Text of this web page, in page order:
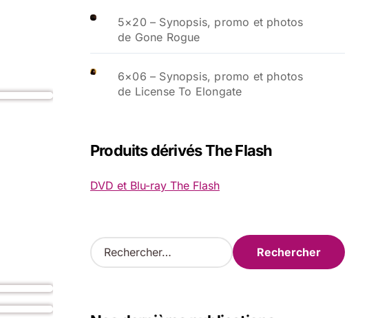
5×20 – Synopsis, promo et photos
de Gone Rogue
6×06 – Synopsis, promo et photos
de License To Elongate
Produits dérivés The Flash
DVD et Blu-ray The Flash
R
e